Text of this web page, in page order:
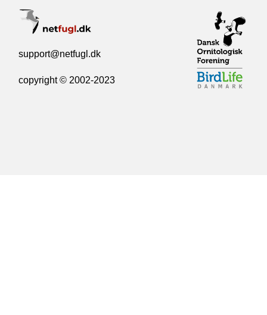
support@netfugl.dk
copyright © 2002-2023